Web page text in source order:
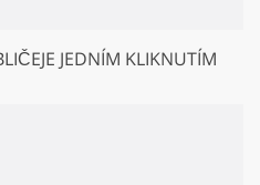
JEDNÍM KLIKNUTÍM